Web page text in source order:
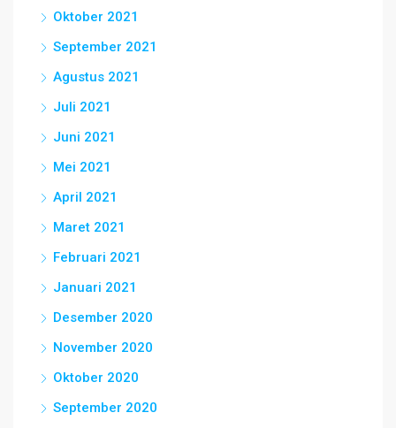
Oktober 2021
September 2021
Agustus 2021
Juli 2021
Juni 2021
Mei 2021
April 2021
Maret 2021
Februari 2021
Januari 2021
Desember 2020
November 2020
Oktober 2020
September 2020